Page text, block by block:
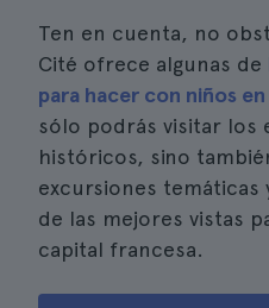
Ten en cuenta, no
Cité ofrece algunas de
para hacer con niños
sólo podrás visitar los
históricos, sino
excursiones temáticas
de las mejores vistas
capital francesa.